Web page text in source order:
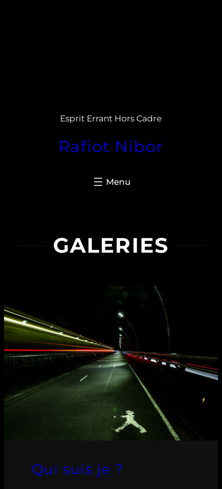
Esprit Errant Hors Cadre
Rafiot Nibor
GALERIES
Qui suis je ?